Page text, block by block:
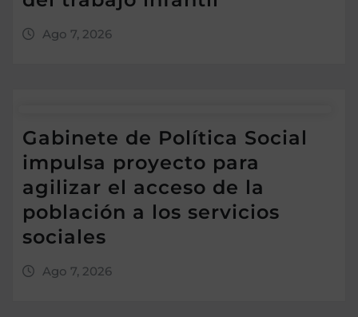
Ago 7, 2026
Gabinete de Política Social
impulsa proyecto para
agilizar el acceso de la
población a los servicios
sociales
Ago 7, 2026